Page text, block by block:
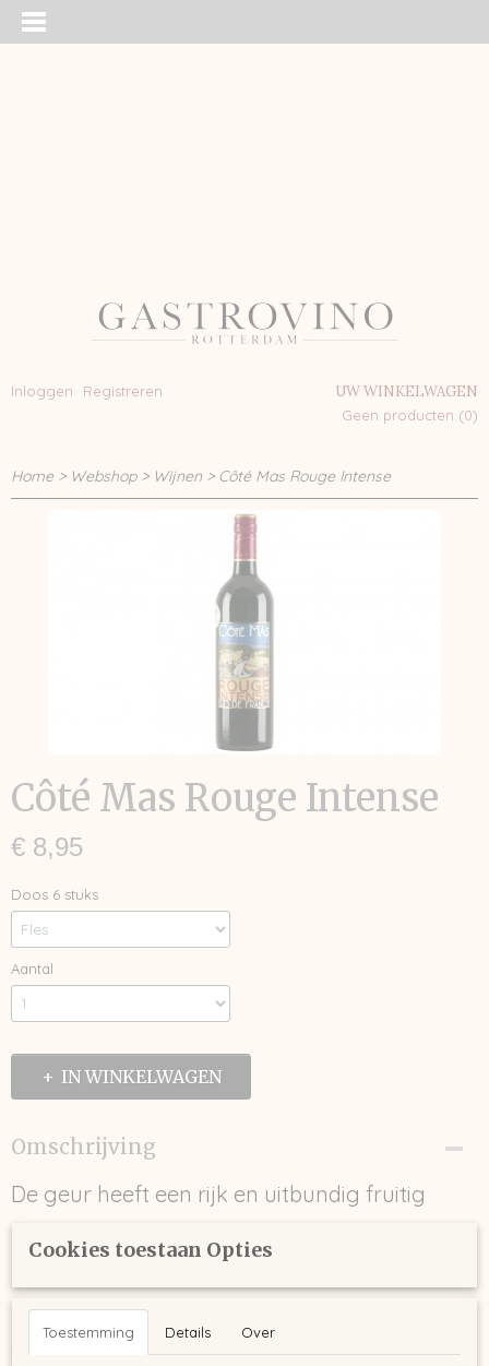
Inloggen Registreren UW WINKELWAGEN
Geen producten (0)
Home> Webshop> Wijnen> Côté Mas Rouge Intense
Côté Mas Rouge Intense
€ 8,95
Doos 6 stuks
Aantal
IN WINKELWAGEN
Omschrijving
De geur heeft een rijk en uitbundig fruitig
karakter. Intense aroma’s met rijp zwart fruit,
zachte smaak is zeer geconcentreerd met
een zachte tanninestructuur en een volle
Cookies toestaan Opties
Toestemming Details Over